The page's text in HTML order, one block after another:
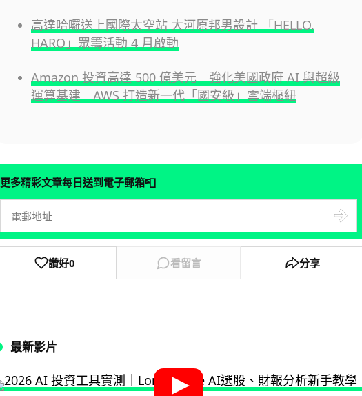
高達哈囉送上國際太空站 大河原邦男設計 「HELLO,
HARO」眾籌活動 4 月啟動
Amazon 投資高達 500 億美元 強化美國政府 AI 與超級
運算基建 AWS 打造新一代「國安級」雲端樞紐
更多精彩文章每日送到電子郵箱📮
讚好0 看留言 分享
最新影片